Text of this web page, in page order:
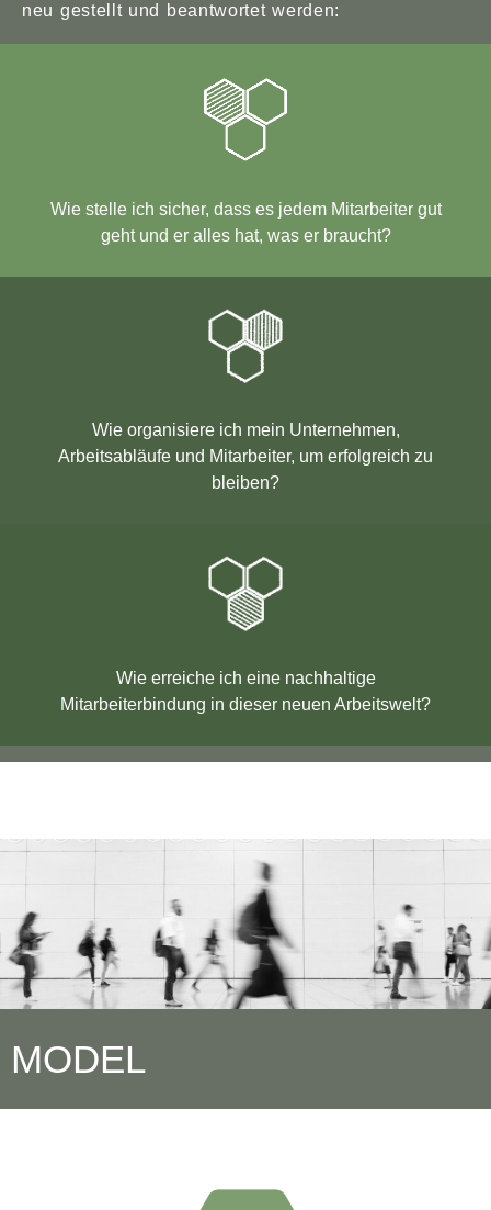
neu gestellt und beantwortet werden:
Wie stelle ich sicher, dass es jedem Mitarbeiter gut
geht und er alles hat, was er braucht?
Wie organisiere ich mein Unternehmen,
Arbeitsabläufe und Mitarbeiter, um erfolgreich zu
bleiben?
Wie erreiche ich eine nachhaltige
Mitarbeiterbindung in dieser neuen Arbeitswelt?
MODEL